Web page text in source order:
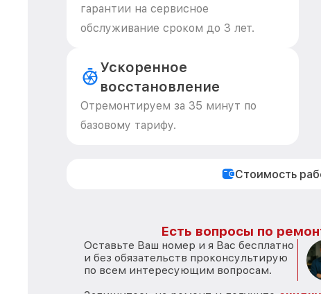
гарантии на сервисное
обслуживание сроком до 3 лет.
Ускоренное
восстановление
Отремонтируем за 35 минут по
базовому тарифу.
Стоимость
Есть вопросы по
Оставьте Ваш номер и я Вас бесплатно
и без обязательств проконсультирую
по всем интересующим вопросам.